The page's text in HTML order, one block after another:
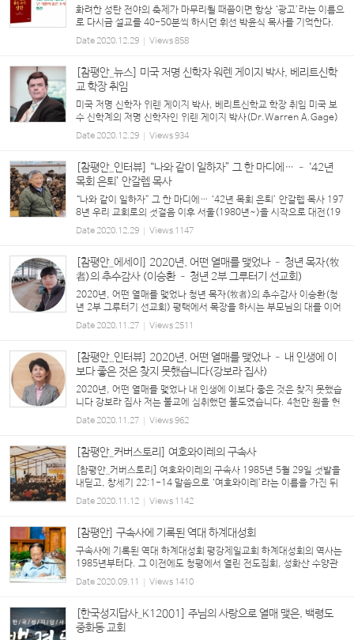
화려한 성탄 전야의 축제가 마무리될 때쯤이면 항상 ‘광고’라는 이름으
로 다시금 설교를 40-50분씩 하시던 휘선 박윤식 목사를 기억한다.
인자한 웃음으로 “사람 많은데 밖에 나가 놀면 뭐하냐”며 밤늦은 시간
까지 한 말씀이라도 더 전해주시고자 했던 ...
Date2020.12.29 Views858
[참평안_뉴스] 미국 저명 신학자 워렌 게이지 박사, 베리트신학
교 학장 취임
미국 저명 신학자 워렌 게이지 박사, 베리트신학교 학장 취임 미국 보
수 신학계의 저명 신학자인 워렌 게이지 박사(Dr.Warren A.Gage)
가 미국 베리트 신학교(Berit Theological Seminary and Graduat
e School) 학장으로 취임했다. 그는 리폼드 신학대, 웨스...
Date2020.12.29 Views934
[참평안_인터뷰] “나와 같이 일하자” 그 한 마디에… – ‘42년
목회 은퇴’ 안갈렙 목사
“나와 같이 일하자” 그 한 마디에… ‘42년 목회 은퇴’ 안갈렙 목사 197
8년 우리 교회로의 첫걸음 이후 서울(1980년~)을 시작으로 대전(19
84년~), 미국 뉴욕(1990년~), 미국 산호세(새너제이)(1998년), 캐
나다 토론토(1999년~), 미국 워싱턴DC(2003년~)를 거...
Date2020.12.29 Views 1147
[참평안_에세이] 2020년, 어떤 열매를 맺었나 – 청년 목자(牧
者)의 추수감사 (이승환 – 청년 2부 그루터기 선교회)
2020년, 어떤 열매를 맺었나 청년 목자(牧者)의 추수감사 이승환(청
년 2부 그루터기 선교회) 평택에서 목장을 하시는 부모님의 대를 이어
목장을 운영한지 2년이 되었습니다. 매일 아침저녁 착유(젖을 짜는
일)를 해서 우유 납품을 하고, 소의 출산과 송아지...
Date2020.11.27 Views2511
[참평안_인터뷰] 2020년, 어떤 열매를 맺었나 – 내 인생에 이
보다 좋은 것은 찾지 못했습니다(강보라 집사)
2020년, 어떤 열매를 맺었나 내 인생에 이보다 좋은 것은 찾지 못했습
니다 강보라 집사 저는 불교에 심취했던 불도였습니다. 4천만 원을 헌
금해 사찰 대웅전 앞 계단을 대리석으로 깐 적도 있어요. 교회 다니는
사람들을 안 좋아했었죠. 말이 너무 많고 행함...
Date2020.11.27 Views962
[참평안_커버스토리] 여호와이레의 구속사
[참평안_커버스토리] 여호와이레의 구속사 1985년 5월 29일 첫발을
내딛고, 창세기 22:1-14 말씀으로 ‘여호와이레’라는 이름을 가진 뒤
오색 수양관은 성도들의 거룩한 신앙 훈련의 장소였다. 하계수련회 때
면 요한계시록과 다니엘서 속 종말적 예언의 말씀이 ...
Date2020.11.12 Views 1142
[참평안] 구속사에 기록된 역대 하계대성회
구속사에 기록된 역대 하계대성회 평강제일교회 하계대성회의 역사는
1985년부터다. 그 이전에도 청평에서 열린 전도집회, 성화산 수양관
(서울 강남구 원지동 소재)에서 열린 기관별 하계수련회, 장안산과 지
리산에서 열렸던 구국(救國) 기도회, 가나안농군학...
Date2020.09.11 Views 1410
[한국성지답사_K12001] 주님의 사랑으로 열매 맺은, 백령도
중화동 교회